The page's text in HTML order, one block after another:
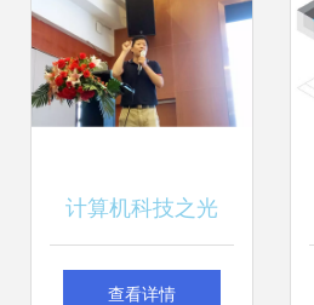
计算机科技之光
——博研金融十班
查看详情